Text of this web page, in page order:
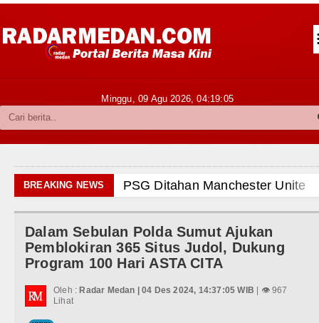
Kabupaten Karo
Politik
Hiburan
Olahraga
Minggu, 09 Agu 2026,04:19:07
BREAKING NEWS
United Main Imbang Laga Persahabatan di Swedia
di Laga Persahabatan di GBK Jakarta
Gelar Turnamen Catur Antar Wartawan,
Minta Kepala Daerah se-Kepulauan Nias
Harus Dirasakan Masyarakat Lewat Peningkatan
Dalam Sebulan Polda Sumut Ajukan
Pemblokiran 365 Situs Judol, Dukung
Program 100 Hari ASTA CITA
Oleh : Radar Medan | 04 Des 2024, 14:37:05 WIB | 👁 967
Lihat